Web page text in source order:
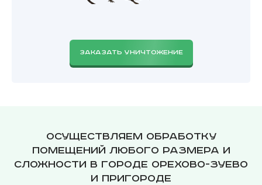
ЗАКАЗАТЬ УНИЧТОЖЕНИЕ
Осуществляем обработку
помещений любого размера и
сложности в городе Орехово-Зуево
и пригороде